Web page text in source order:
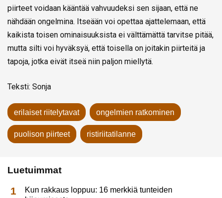
piirteet voidaan kääntää vahvuudeksi sen sijaan, että ne
nähdään ongelmina. Itseään voi opettaa ajattelemaan, että
kaikista toisen ominaisuuksista ei välttämättä tarvitse pitää,
mutta silti voi hyväksyä, että toisella on joitakin piirteitä ja
tapoja, jotka eivät itseä niin paljon miellytä.
Teksti: Sonja
erilaiset riitelytavat ongelmien ratkominen
puolison piirteet ristiriitatilanne
Luetuimmat
Kun rakkaus loppuu: 16 merkkiä tunteiden